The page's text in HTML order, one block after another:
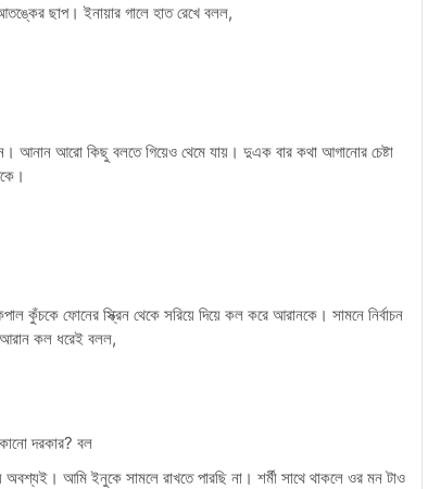
ছাপ। ইনায়ার গালে হাত রেখে বলল,
আনান আরো কিছু বলতে গিয়েও থেমে যায়। দুএক বার কথা আগানোর চেষ্টা
কুঁচকে ফোনের স্ক্রিন থেকে সরিয়ে দিয়ে কল করে আরানকে। সামনে নির্বাচন
কল ধরেই বলল,
দরকার? বল
অবশ্যই। আমি ইনুকে সামলে রাখতে পারছি না। শর্মী সাথে থাকলে ওর মন টাও